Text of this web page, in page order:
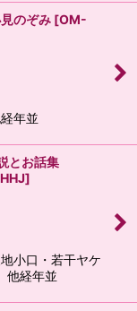
のぞみ [OM-
年並
とお話集
]
小口・若干ヤケ
経年並